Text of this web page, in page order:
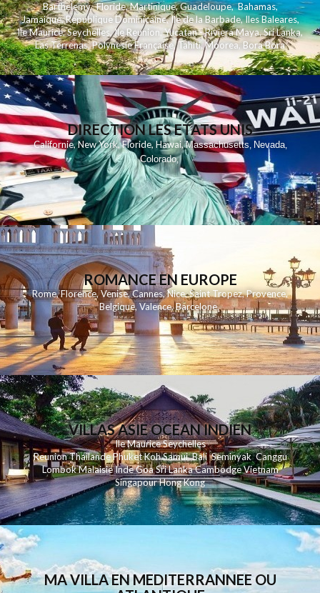
Barthelemy,Floride,Martinique,Guadeloupe,Bahamas,
Jamaique,Republique Dominicaine,Ile de la Barbade,Iles Baleares,
Ile Maurice,Seychelles,Ile Reunion ,Yucatan - Riviera Maya,Sri Lanka,
Las Terrenas,Polynesie Française,Tahiti,Moorea, Bora Bora
DIRECTION LES ETATS UNIS
Californie,New York,Floride,Hawai,Massachusetts, Nevada,
Colorado,
ROMANCE EN EUROPE
Rome,Florence,Venise,Cannes,Nice,Saint Tropez,Provence,
Belgique,Valence,Barcelone,
VILLAS ASIE OCEAN INDIEN
Ile MauriceSeychelles
ReunionThailandePhuketKohSamui Bali SeminyakCanggu
LombokMalaisieIndeGoaSri LankaCambodgeVietnam
SingapourHong Kong
MA VILLA EN MEDITERRANNEE OU